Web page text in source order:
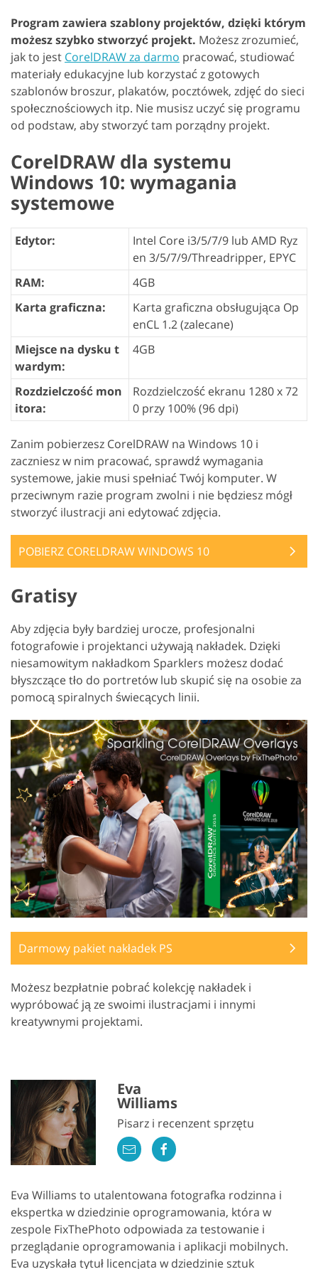
Program zawiera szablony projektów, dzięki którym
możesz szybko stworzyć projekt. Możesz zrozumieć,
jak to jest CorelDRAW za darmo pracować, studiować
materiały edukacyjne lub korzystać z gotowych
szablonów broszur, plakatów, pocztówek, zdjęć do sieci
społecznościowych itp. Nie musisz uczyć się programu
od podstaw, aby stworzyć tam porządny projekt.
CorelDRAW dla systemu
Windows 10: wymagania
systemowe
Edytor:
Intel Core i3/5/7/9 lub AMD Ryz
en 3/5/7/9/Threadripper, EPYC
RAM:
4GB
Karta graficzna:
Karta graficzna obsługująca Op
enCL 1.2 (zalecane)
Miejsce na dysku t
wardym:
4GB
Rozdzielczość mon
itora:
Rozdzielczość ekranu 1280 x 72
0 przy 100% (96 dpi)
Zanim pobierzesz CorelDRAW na Windows 10 i
zaczniesz w nim pracować, sprawdź wymagania
systemowe, jakie musi spełniać Twój komputer. W
przeciwnym razie program zwolni i nie będziesz mógł
stworzyć ilustracji ani edytować zdjęcia.
POBIERZ CORELDRAW WINDOWS 10
Gratisy
Aby zdjęcia były bardziej urocze, profesjonalni
fotografowie i projektanci używają nakładek. Dzięki
niesamowitym nakładkom Sparklers możesz dodać
błyszczące tło do portretów lub skupić się na osobie za
pomocą spiralnych świecących linii.
Darmowy pakiet nakładek PS
Możesz bezpłatnie pobrać kolekcję nakładek i
wypróbować ją ze swoimi ilustracjami i innymi
kreatywnymi projektami.
Eva
Williams
Pisarz i recenzent sprzętu
Eva Williams to utalentowana fotografka rodzinna i
ekspertka w dziedzinie oprogramowania, która w
zespole FixThePhoto odpowiada za testowanie i
przeglądanie oprogramowania i aplikacji mobilnych.
Eva uzyskała tytuł licencjata w dziedzinie sztuk